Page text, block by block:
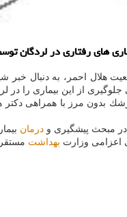
های رفتاری در لردگان
هلال احمر، به دنبال خبر
از این بیماری را در
بدون مرز با همراهی
در مبحث پیشگیری و درمان
اعزامی وزارت بهداشت